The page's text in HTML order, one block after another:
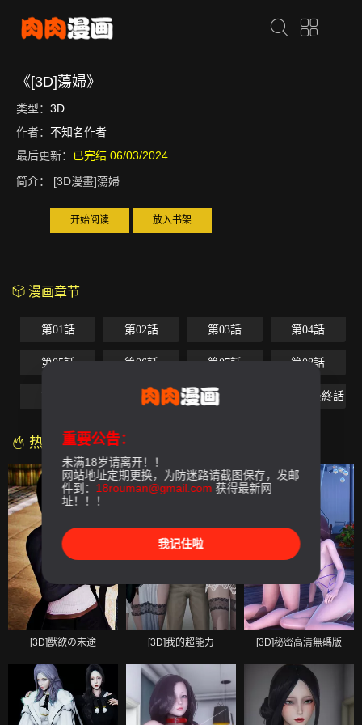
《[3D]蕩婦》
类型： 3D
作者： 不知名作者
最后更新： 已完结 06/03/2024
简介：
[3D漫畫]蕩婦
开始阅读 放入书架
漫画章节
第01話 第02話 第03話 第04話
第05話 第06話 第07話 第08話
第10話 第11話 第12話-最終話
热门漫画
[3D]獸欲の末途 [3D]我的超能力 [3D]秘密高清無碼版
重要公告：
未满18岁请离开！！
网站地址定期更换，为防迷路请截图保存，发邮
件到： 18rouman@gmail.com 获得最新网
址！！！
我记住啦